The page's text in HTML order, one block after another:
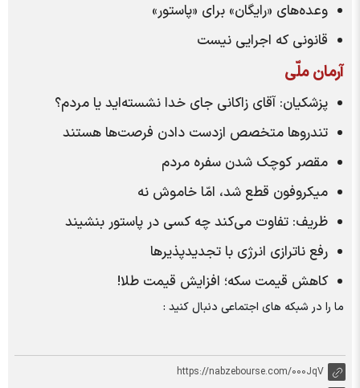
وعده‌های «رایگان» برای «پاستور»
قانونی که اجرایی نیست
آرمان ملّی
پزشکیان: آقای زاکانی جای خدا نشسته‌اید یا مردم؟
تندرو‌ها متخصص ازدست دادن فرصت‌ها هستند
مقصر کوچک شدن سفره مردم
میکروفون قطع شد، امّا خاموش نه
ظریف: تفاوت می‌کند چه کسی در پاستور بنشیند
رفع ناترازی انرژی با تجدیدپذیر‌ها
کاهش قیمت سکه؛ افزایش قیمت طلا!
ما را در شبکه های اجتماعی دنبال کنید :
https://nabzebourse.com/000JqV